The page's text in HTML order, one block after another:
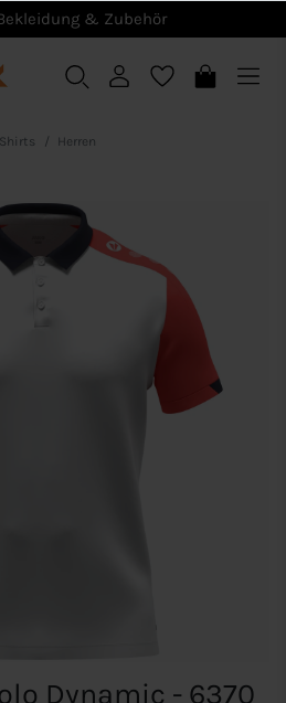
& Zubehör
Shirts Herren
Dynamic - 6370